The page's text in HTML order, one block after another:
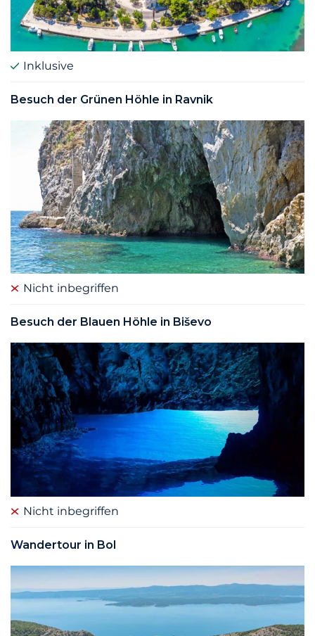
Inklusive
Besuch der Grünen Höhle in Ravnik
Nicht inbegriffen
Besuch der Blauen Höhle in Biševo
Nicht inbegriffen
Wandertour in Bol